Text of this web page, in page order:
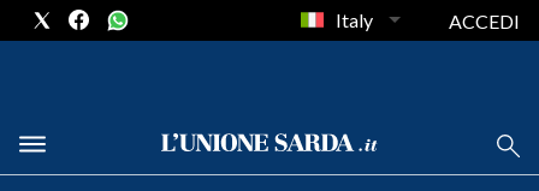
METEO
Italy ACCEDI